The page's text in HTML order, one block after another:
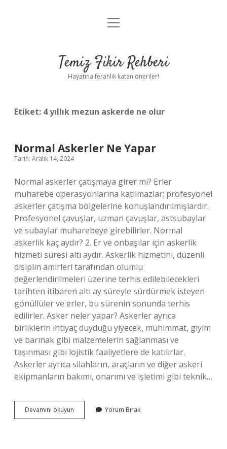
Anasayfa
Yasal Uyarı
menüyü
Temiz Fikir Rehberi
Hayatına ferahlık katan öneriler!
Etiket: 4 yıllık mezun askerde ne olur
Normal Askerler Ne Yapar
Tarih: Aralık 14, 2024
Normal askerler çatışmaya girer mi? Erler
muharebe operasyonlarına katılmazlar; profesyonel
askerler çatışma bölgelerine konuşlandırılmışlardır.
Profesyonel çavuşlar, uzman çavuşlar, astsubaylar
ve subaylar muharebeye girebilirler. Normal
askerlik kaç aydır? 2. Er ve onbaşılar için askerlik
hizmeti süresi altı aydır. Askerlik hizmetini, düzenli
disiplin amirleri tarafından olumlu
değerlendirilmeleri üzerine terhis edilebilecekleri
tarihten itibaren altı ay süreyle sürdürmek isteyen
gönüllüler ve erler, bu sürenin sonunda terhis
edilirler. Asker neler yapar? Askerler ayrıca
birliklerin ihtiyaç duyduğu yiyecek, mühimmat, giyim
ve barınak gibi malzemelerin sağlanması ve
taşınması gibi lojistik faaliyetlere de katılırlar.
Askerler ayrıca silahların, araçların ve diğer askeri
ekipmanların bakımı, onarımı ve işletimi gibi teknik…
Devamını okuyun
Askerler
Yorum Bırak